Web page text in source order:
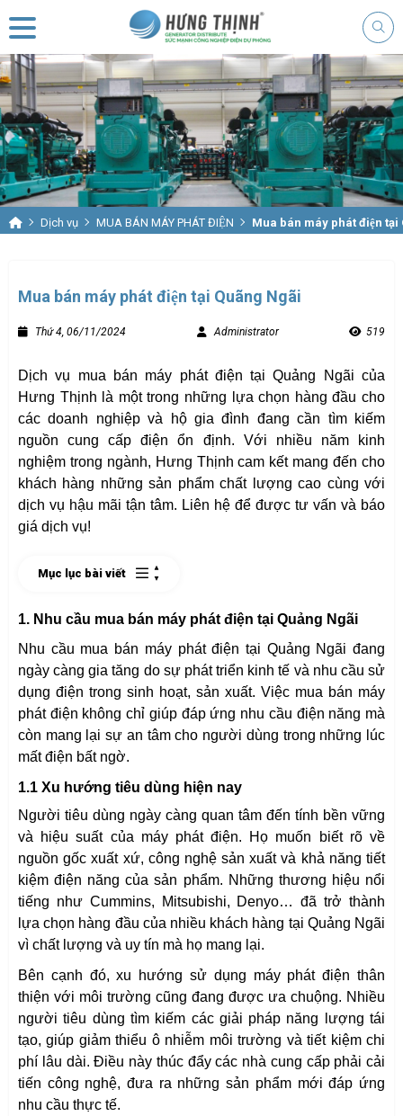
Dịch vụ MUA BÁN MÁY PHÁT ĐIỆN Mua bán máy phát điện tại
Mua bán máy phát điện tại Quãng Ngãi
Thứ 4, 06/11/2024 Administrator 519
Dịch vụ mua bán máy phát điện tại Quảng Ngãi của
Hưng Thịnh là một trong những lựa chọn hàng đầu cho
các doanh nghiệp và hộ gia đình đang cần tìm kiếm
nguồn cung cấp điện ổn định. Với nhiều năm kinh
nghiệm trong ngành, Hưng Thịnh cam kết mang đến cho
khách hàng những sản phẩm chất lượng cao cùng với
dịch vụ hậu mãi tận tâm. Liên hệ để được tư vấn và báo
giá dịch vụ!
Mục lục bài viết
1. Nhu cầu mua bán máy phát điện tại Quảng Ngãi
Nhu cầu mua bán máy phát điện tại Quảng Ngãi đang
ngày càng gia tăng do sự phát triển kinh tế và nhu cầu sử
dụng điện trong sinh hoạt, sản xuất. Việc mua bán máy
phát điện không chỉ giúp đáp ứng nhu cầu điện năng mà
còn mang lại sự an tâm cho người dùng trong những lúc
mất điện bất ngờ.
1.1 Xu hướng tiêu dùng hiện nay
Người tiêu dùng ngày càng quan tâm đến tính bền vững
và hiệu suất của máy phát điện. Họ muốn biết rõ về
nguồn gốc xuất xứ, công nghệ sản xuất và khả năng tiết
kiệm điện năng của sản phẩm. Những thương hiệu nổi
tiếng như Cummins, Mitsubishi, Denyo… đã trở thành
lựa chọn hàng đầu của nhiều khách hàng tại Quảng Ngãi
vì chất lượng và uy tín mà họ mang lại.
Bên cạnh đó, xu hướng sử dụng máy phát điện thân
thiện với môi trường cũng đang được ưa chuộng. Nhiều
người tiêu dùng tìm kiếm các giải pháp năng lượng tái
tạo, giúp giảm thiểu ô nhiễm môi trường và tiết kiệm chi
phí lâu dài. Điều này thúc đẩy các nhà cung cấp phải cải
tiến công nghệ, đưa ra những sản phẩm mới đáp ứng
nhu cầu thực tế.